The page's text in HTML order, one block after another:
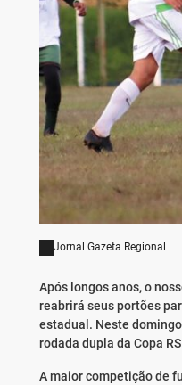
Jornal Gazeta Regional
Após longos anos, o
reabrirá seus portões
estadual. Neste
rodada dupla da Copa
A maior competição de